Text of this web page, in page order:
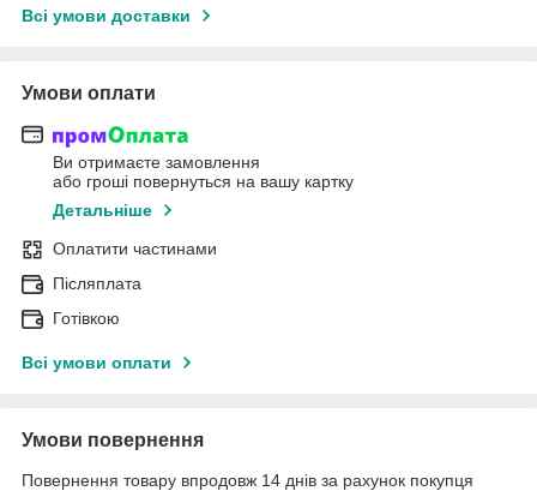
Всі умови доставки
Умови оплати
Ви отримаєте замовлення
або гроші повернуться на вашу картку
Детальніше
Оплатити частинами
Післяплата
Готівкою
Всі умови оплати
Умови повернення
Повернення товару впродовж 14 днів за рахунок покупця